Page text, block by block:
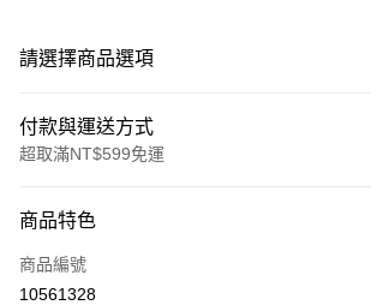
請選擇商品選項
付款與運送方式
超取滿NT$599免運
信用卡一次付款
超商取貨付款
商品特色
商品編號
10561328